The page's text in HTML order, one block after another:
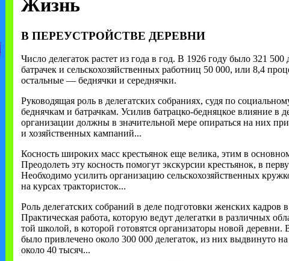
Жизнь
В ПЕРЕУСТРОЙСТВЕ ДЕРЕВНИ
Число делегаток растет из года в год. В 1926 году было 321
батрачек и сельскохозяйственных работниц 50 000, или 8,4
остальные — беднячки и середнячки.
Руководящая роль в делегатских собраниях, судя по
беднячкам и батрачкам. Усилив батрацко-бедняцкое влияние в
организации должны в значительной мере опираться на них
и хозяйственных кампаний...
Косность широких масс крестьянок еще велика, этим в
Преодолеть эту косность помогут экскурсии крестьянок, в
Необходимо усилить организацию сельскохозяйственных
на курсах трактористок...
Роль делегатских собраний в деле подготовки женских кадров
Практическая работа, которую ведут делегатки в различных
той школой, в которой готовятся организаторы новой
было привлечено около 300 000 делегаток, из них выдвинуто
около 40 тысяч...